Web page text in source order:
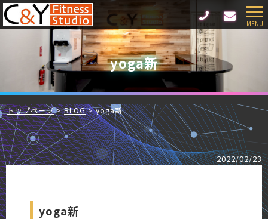
yoga新
トップページ BLOG yoga新
2022/02/23
yoga新